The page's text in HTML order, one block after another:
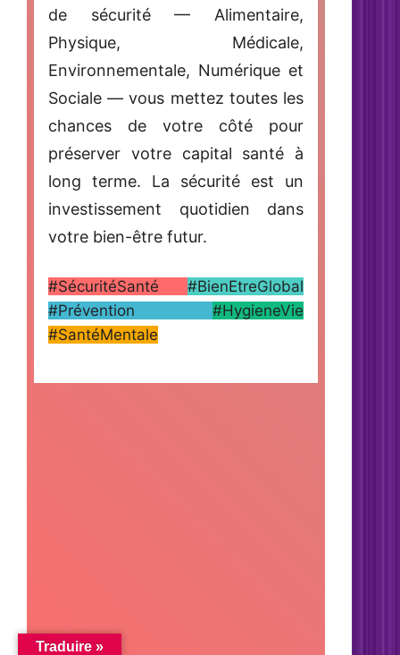
de sécurité — Alimentaire,
Physique, Médicale,
Environnementale, Numérique et
Sociale — vous mettez toutes les
chances de votre côté pour
préserver votre capital santé à
long terme. La sécurité est un
investissement quotidien dans
votre bien-être futur.
#SécuritéSanté#BienEtreGlobal
#Prévention#HygieneVie
#SantéMentale
Traduire »